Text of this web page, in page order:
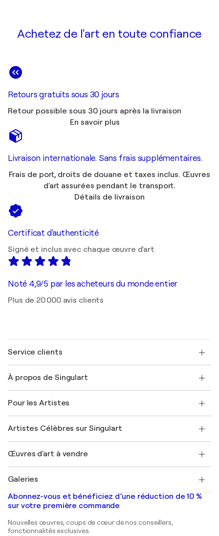
Achetez de l'art en toute confiance
Retours gratuits sous 30 jours
Retour possible sous 30 jours après la livraison
En savoir plus
Livraison internationale. Sans frais supplémentaires.
Frais de port, droits de douane et taxes inclus. Œuvres
d'art assurées pendant le transport.
Détails de livraison
Certificat d'authenticité
Signé et inclus avec chaque œuvre d'art
Noté 4,9/5 par les acheteurs du monde entier
Plus de 20 000 avis clients
Service clients
Expédition
Offrir une carte cadeau
Rejoignez notre programme commercial
Mon compte
+33 1 76 44 06 42
À propos de Singulart
FAQ
Magazine Singulart
Emplois
Découvrez une sélection d'art original
Pour les Artistes
Se connecter en tant qu'Artiste
Artistes Célèbres sur Singulart
Marc Chagall
Banksy
Mr. Brainwash
Shepard Fairey
Œuvres d'art à vendre
Tableaux abstraits à vendre
Peintures de paysage
Estampes
Peintures acryliques
Galeries
Galeries d'art en France
Galeries d'art en Belgique
Abonnez-vous et bénéficiez d’une réduction de 10 %
sur votre première commande
Nouvelles œuvres, coups de cœur de nos conseillers,
fonctionnalités exclusives.